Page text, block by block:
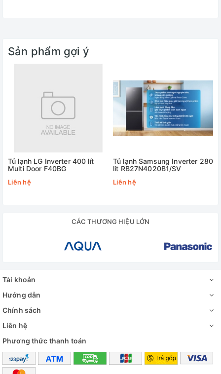
Kính cường lực
Năm ra mắt:
Công suất tiêu thụ công bố theo TCVN:
386 kWh/năm
Công nghệ tiết kiệm điện:
Smart Inverter
Sản phẩm gợi ý
Tủ lạnh LG Inverter 400 lít
Multi Door F40BG
Liên hệ
Tủ lạnh Samsung Inverter 280
lít RB27N4020B1/SV
Liên hệ
CÁC THƯƠNG HIỆU LỚN
Tài khoản
Hướng dẫn
Chính sách
Liên hệ
Phương thức thanh toán